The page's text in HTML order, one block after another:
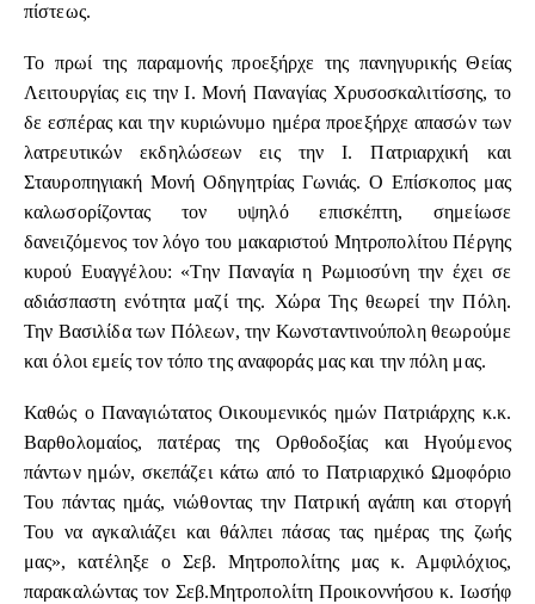
πίστεως.
Το πρωί της παραμονής προεξήρχε της πανηγυρικής Θείας
Λειτουργίας εις την Ι. Μονή Παναγίας Χρυσοσκαλιτίσσης, το
δε εσπέρας και την κυριώνυμο ημέρα προεξήρχε απασών των
λατρευτικών εκδηλώσεων εις την Ι. Πατριαρχική και
Σταυροπηγιακή Μονή Οδηγητρίας Γωνιάς. Ο Επίσκοπος μας
καλωσορίζοντας τον υψηλό επισκέπτη, σημείωσε
δανειζόμενος τον λόγο του μακαριστού Μητροπολίτου Πέργης
κυρού Ευαγγέλου: «Την Παναγία η Ρωμιοσύνη την έχει σε
αδιάσπαστη ενότητα μαζί της. Χώρα Της θεωρεί την Πόλη.
Την Βασιλίδα των Πόλεων, την Κωνσταντινούπολη θεωρούμε
και όλοι εμείς τον τόπο της αναφοράς μας και την πόλη μας.
Καθώς ο Παναγιώτατος Οικουμενικός ημών Πατριάρχης κ.κ.
Βαρθολομαίος, πατέρας της Ορθοδοξίας και Ηγούμενος
πάντων ημών, σκεπάζει κάτω από το Πατριαρχικό Ωμοφόριο
Του πάντας ημάς, νιώθοντας την Πατρική αγάπη και στοργή
Του να αγκαλιάζει και θάλπει πάσας τας ημέρας της ζωής
μας», κατέληξε ο Σεβ. Μητροπολίτης μας κ. Αμφιλόχιος,
παρακαλώντας τον Σεβ.Μητροπολίτη Προικοννήσου κ. Ιωσήφ